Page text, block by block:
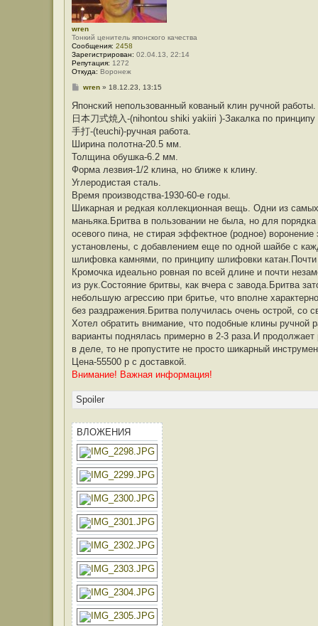
wren
Тонкий ценитель японского качества
Сообщения: 2458
Зарегистрирован: 02.04.13, 22:14
Репутация: 1272
Откуда: Воронеж
С
о
щ
е
н
и
е
wren» 18.12.23, 13:15
Японский непользованный кованый клин ручной работы.
日本刀式焼入-(nihontou shiki yakiiri )-Закалка по принципу
手打-(teuchi)-ручная работа.
Ширина полотна-20.5 мм.
Толщина обушка-6.2 мм.
Форма лезвия-1/2 клина, но ближе к клину.
Углеродистая сталь.
Время производства-1930-60-е годы.
Шикарная и редкая коллекционная вещь. Одни из
маньяка.Бритва в пользовании не была, но для
осевого пина, не стирая эффектное (родное)
установлены, с добавлением еще по одной шайбе с
шлифовка камнями, по принципу шлифовки
Кромочка идеально ровная по всей длине и почти
из рук.Состояние бритвы, как вчера с завода.Бритва
небольшую агрессию при бритье, что вполне
без раздражения.Бритва получилась очень острой, со
Хотел обратить внимание, что подобные клины ручной
варианты поднялась примерно в 2-3 раза.И
в деле, то не пропустите не просто шикарный
Цена-55500 р с доставкой.
Внимание! Важная информация!
Spoiler
ВЛОЖЕНИЯ